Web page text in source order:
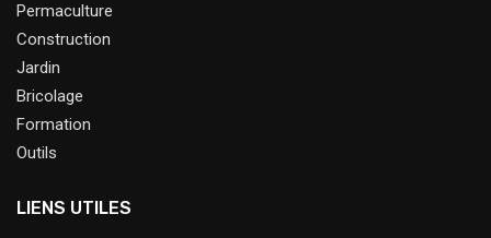
Permaculture
Construction
Jardin
Bricolage
Formation
Outils
LIENS UTILES